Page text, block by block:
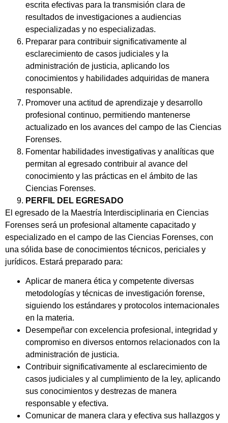
escrita efectivas para la transmisión clara de
resultados de investigaciones a audiencias
especializadas y no especializadas.
Preparar para contribuir significativamente al
esclarecimiento de casos judiciales y la
administración de justicia, aplicando los
conocimientos y habilidades adquiridas de manera
responsable.
Promover una actitud de aprendizaje y desarrollo
profesional continuo, permitiendo mantenerse
actualizado en los avances del campo de las Ciencias
Forenses.
Fomentar habilidades investigativas y analíticas que
permitan al egresado contribuir al avance del
conocimiento y las prácticas en el ámbito de las
Ciencias Forenses.
PERFIL DEL EGRESADO
El egresado de la Maestría Interdisciplinaria en Ciencias
Forenses será un profesional altamente capacitado y
especializado en el campo de las Ciencias Forenses, con
una sólida base de conocimientos técnicos, periciales y
jurídicos. Estará preparado para:
Aplicar de manera ética y competente diversas
metodologías y técnicas de investigación forense,
siguiendo los estándares y protocolos internacionales
en la materia.
Desempeñar con excelencia profesional, integridad y
compromiso en diversos entornos relacionados con la
administración de justicia.
Contribuir significativamente al esclarecimiento de
casos judiciales y al cumplimiento de la ley, aplicando
sus conocimientos y destrezas de manera
responsable y efectiva.
Comunicar de manera clara y efectiva sus hallazgos y